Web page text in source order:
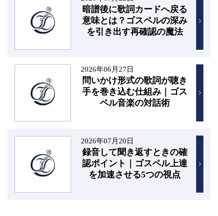
暗譜後に歌詞カードへ戻る
意味とは？ゴスペルの深み
を引き出す再確認の魔法
2026年06月27日
問いかけ形式の歌詞が聴き
手を巻き込む仕組み｜ゴス
ペル音楽の対話術
2026年07月20日
録音して聞き返すときの確
認ポイント｜ゴスペル上達
を加速させる5つの視点